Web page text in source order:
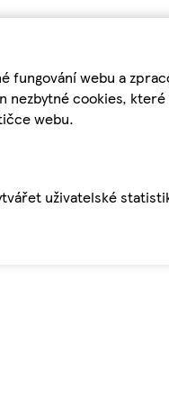
webu a
cookies,
webu.
uživatelské